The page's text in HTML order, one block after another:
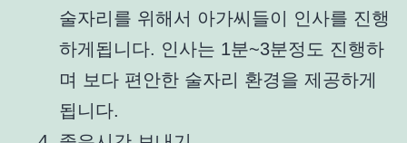
술자리를 위해서 아가씨들이 인사를 진행
하게됩니다. 인사는 1분~3분정도 진행하
며 보다 편안한 술자리 환경을 제공하게
됩니다.